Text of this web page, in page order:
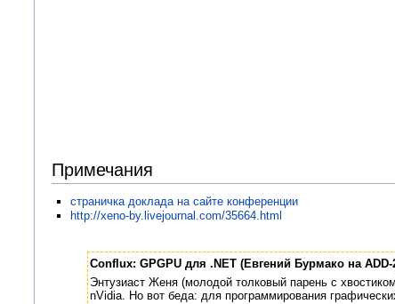
Примечания
страничка доклада на сайте конференции
http://xeno-by.livejournal.com/35664.html
Conflux: GPGPU для .NET (Евгений Бурмако на ADD-
Энтузиаст Женя (молодой толковый парень с
nVidia. Но вот беда: для программирования